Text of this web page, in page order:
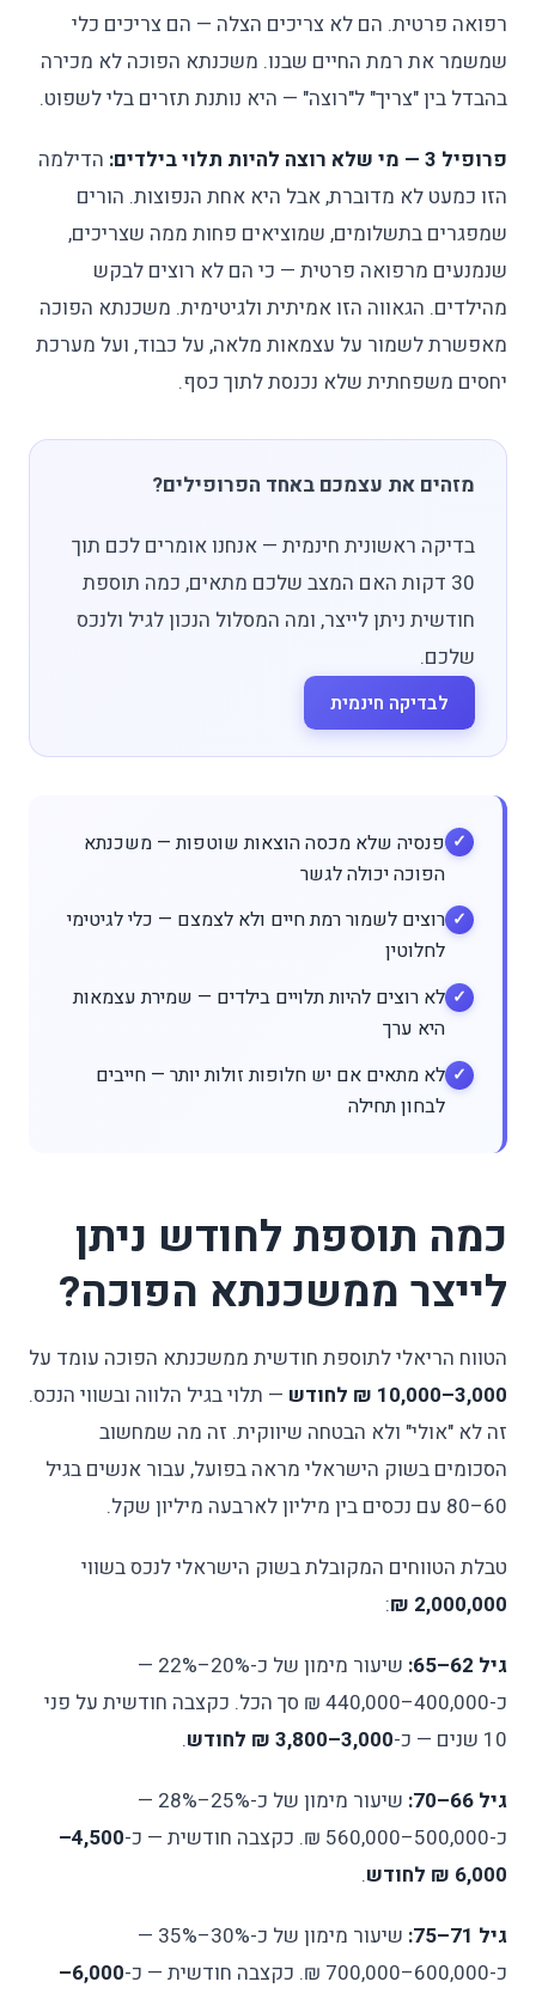
רפואה פרטית. הם לא צריכים הצלה — הם צריכים כלי
שמשמר את רמת החיים שבנו. משכנתא הפוכה לא מכירה
בהבדל בין "צריך" ל"רוצה" — היא נותנת תזרים בלי לשפוט.
פרופיל 3 — מי שלא רוצה להיות תלוי בילדים:
הדילמה
הזו כמעט לא מדוברת, אבל היא אחת הנפוצות. הורים
שמפגרים בתשלומים, שמוציאים פחות ממה שצריכים,
שנמנעים מרפואה פרטית — כי הם לא רוצים לבקש
מהילדים. הגאווה הזו אמיתית ולגיטימית. משכנתא הפוכה
מאפשרת לשמור על עצמאות מלאה, על כבוד, ועל מערכת
יחסים משפחתית שלא נכנסת לתוך כסף.
מזהים את עצמכם באחד הפרופילים?
בדיקה ראשונית חינמית — אנחנו אומרים לכם תוך
30 דקות האם המצב שלכם מתאים, כמה תוספת
חודשית ניתן לייצר, ומה המסלול הנכון לגיל ולנכס
שלכם.
לבדיקה חינמית
פנסיה שלא מכסה הוצאות שוטפות — משכנתא
הפוכה יכולה לגשר
רוצים לשמור רמת חיים ולא לצמצם — כלי לגיטימי
לחלוטין
לא רוצים להיות תלויים בילדים — שמירת עצמאות
היא ערך
לא מתאים אם יש חלופות זולות יותר — חייבים
לבחון תחילה
כמה תוספת לחודש ניתן
לייצר ממשכנתא הפוכה?
הטווח הריאלי לתוספת חודשית ממשכנתא הפוכה עומד על
3,000–10,000 ₪ לחודש
— תלוי בגיל הלווה ובשווי הנכס.
זה לא "אולי" ולא הבטחה שיווקית. זה מה שמחשוב
הסכומים בשוק הישראלי מראה בפועל, עבור אנשים בגיל
60–80 עם נכסים בין מיליון לארבעה מיליון שקל.
טבלת הטווחים המקובלת בשוק הישראלי לנכס בשווי
2,000,000 ₪
:
גיל 62–65:
שיעור מימון של כ-20%–22% —
כ-400,000–440,000 ₪ סך הכל. כקצבה חודשית על פני
10 שנים — כ-
3,000–3,800 ₪ לחודש .
גיל 66–70:
שיעור מימון של כ-25%–28% —
כ-500,000–560,000 ₪. כקצבה חודשית — כ-
4,500–
6,000 ₪ לחודש
.
גיל 71–75:
שיעור מימון של כ-30%–35% —
כ-600,000–700,000 ₪. כקצבה חודשית — כ-
6,000–